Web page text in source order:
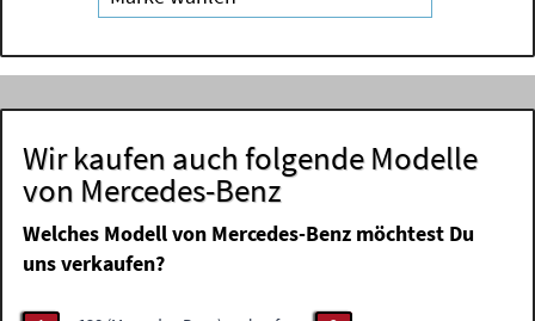
Wir kaufen auch folgende Modelle
von Mercedes-Benz
Welches Modell von Mercedes-Benz möchtest Du
uns verkaufen?